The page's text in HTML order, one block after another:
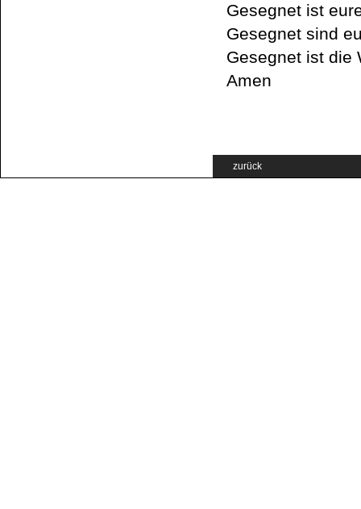
Gesegnet ist
Gesegnet sind
Gesegnet ist die
Amen
zurück